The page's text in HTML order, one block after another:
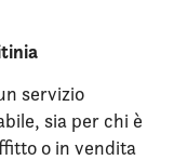
servizio
sia per chi è
o in vendita